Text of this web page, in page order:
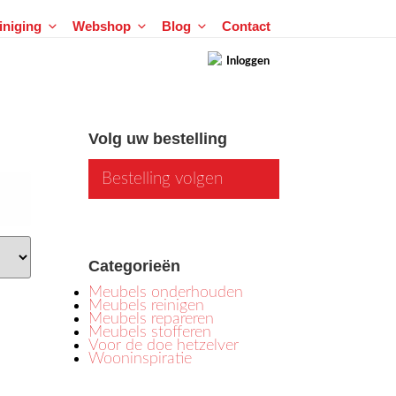
Inloggen
Webshop Blog Contact
Volg uw bestelling
Bestelling volgen
Categorieën
Meubels onderhouden
Meubels reinigen
Meubels repareren
Meubels stofferen
Voor de doe hetzelver
Wooninspiratie